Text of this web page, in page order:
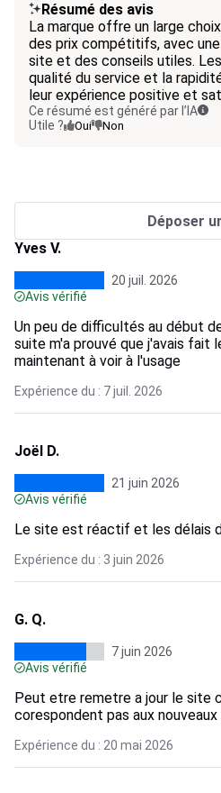
Résumé des avis
La marque offre un large
des prix compétitifs, avec
site et des conseils utiles.
qualité du service et la
leur expérience positive et
Ce résumé est généré par l’IA
Utile ?
Oui Non
Déposer
Yves V.
20 juil. 2026
Avis vérifié
Un peu de difficultés au début
suite m'a prouvé que j'avais fait
maintenant à voir à l'usage
Expérience du : 7 juil. 2026
Joël D.
21 juin 2026
Avis vérifié
Le site est réactif et les délais
Expérience du : 3 juin 2026
G. Q.
7 juin 2026
Avis vérifié
Peut etre remetre a jour le site
corespondent pas aux
Expérience du : 20 mai 2026